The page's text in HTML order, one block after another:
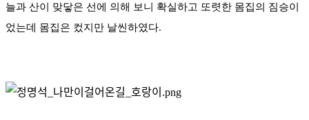
늘과 산이 맞닿은 선에 의해 보니 확실하고 또렷한 몸집의 짐승이
었는데 몸집은 컸지만 날씬하였다.